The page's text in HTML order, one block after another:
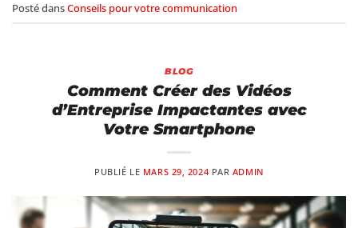
Posté dansConseils pour votre communication
BLOG
Comment Créer des Vidéos
d’Entreprise Impactantes avec
Votre Smartphone
PUBLIÉ LE MARS 29, 2024 PAR ADMIN